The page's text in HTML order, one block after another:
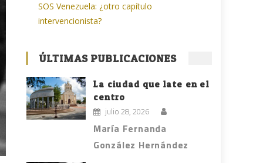
SOS Venezuela: ¿otro capítulo
intervencionista?
ÚLTIMAS PUBLICACIONES
La ciudad que late en el
centro
julio 28, 2026
María Fernanda
González Hernández